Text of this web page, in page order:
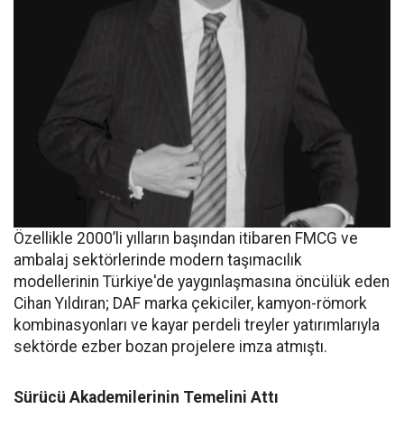
Özellikle 2000’li yılların başından itibaren FMCG ve
ambalaj sektörlerinde modern taşımacılık
modellerinin Türkiye'de yaygınlaşmasına öncülük eden
Cihan Yıldıran; DAF marka çekiciler, kamyon-römork
kombinasyonları ve kayar perdeli treyler yatırımlarıyla
sektörde ezber bozan projelere imza atmıştı.
Sürücü Akademilerinin Temelini Attı